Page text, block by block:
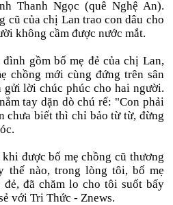
Thanh Ngọc (quê Nghệ An).
cũ của chị Lan trao con dâu cho
không cầm được nước mắt.
gồm bố mẹ đẻ của chị Lan,
chồng mới cùng đứng trên sân
gửi lời chúc phúc cho hai người.
tay dặn dò chú rể: "Con phải
chưa biết thì chỉ bảo từ từ, đừng
được bố mẹ chồng cũ thương
thế nào, trong lòng tôi, bố mẹ
đã chăm lo cho tôi suốt bấy
với Tri Thức - Znews.